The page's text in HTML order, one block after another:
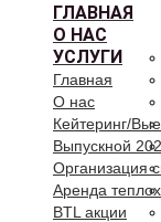
ГЛАВНАЯ
О НАС
УСЛУГИ
Главная
О нас
Кейтеринг/
Выпускной
Организация
Аренда
BTL акции